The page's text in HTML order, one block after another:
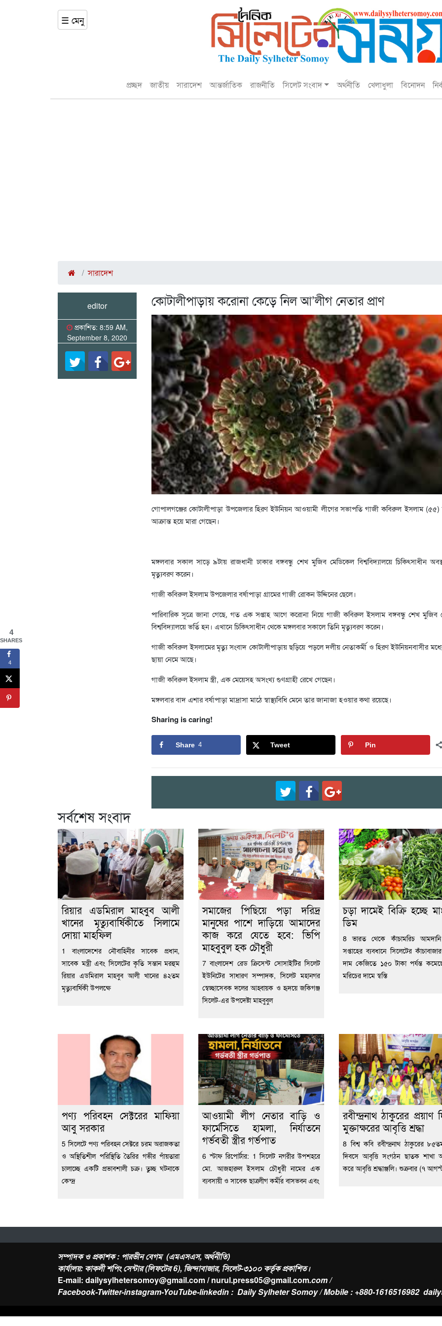
☰ মেনু
প্রচ্ছদ জাতীয় সারাদেশ আন্তর্জাতিক রাজনীতি সিলেট সংবাদ অর্থনীতি খেলাধুলা বিনোদন
সারাদেশ
editor
প্রকাশিত: 8:59 AM,
September 8, 2020
কোটালীপাড়ায় করোনা কেড়ে নিল আ’লীগ নেতার প্রাণ
গোপালগঞ্জের কোটালীপাড়া উপজেলার হিরণ ইউনিয়ন আওয়ামী লীগের সভাপতি গাজী কবিরুল ইসলাম
আক্রান্ত হয়ে মারা গেছেন।
মঙ্গলবার সকাল সাড়ে ৯টায় রাজধানী ঢাকার বঙ্গবন্ধু শেখ মুজিব মেডিকেল বিশ্ববিদ্যালয়ে চিকিৎসাধীন
মৃত্যুবরণ করেন।
গাজী কবিরুল ইসলাম উপজেলার বর্ষাপাড়া গ্রামের গাজী রোকন উদ্দিনের ছেলে।
পারিবারিক সূত্রে জানা গেছে, গত এক সপ্তাহ আগে করোনা নিয়ে গাজী কবিরুল ইসলাম বঙ্গবন্ধু শেখ মুজিব
বিশ্ববিদ্যালয়ে ভর্তি হন। এখানে চিকিৎসাধীন থেকে মঙ্গলবার সকালে তিনি মৃত্যুবরণ করেন।
গাজী কবিরুল ইসলামের মৃত্যু সংবাদ কোটালীপাড়ায় ছড়িয়ে পড়লে দলীয় নেতাকর্মী ও হিরণ ইউনিয়নবাসীর
ছায়া নেমে আছে।
গাজী কবিরুল ইসলাম স্ত্রী, এক মেয়েসহ অসংখ্য গুণগ্রাহী রেখে গেছেন।
মঙ্গলবার বাদ এশার বর্ষাপাড়া মাদ্রাসা মাঠে স্বাস্থ্যবিধি মেনে তার জানাজা হওয়ার কথা রয়েছে।
Sharing is caring!
Share 4 Tweet Pin
সর্বশেষ সংবাদ
রিয়ার এডমিরাল মাহবুব আলী
খানের মৃত্যুবার্ষিকীতে সিলামে
দোয়া মাহফিল
1 বাংলাদেশের নৌবাহিনীর সাবেক প্রধান,
সাবেক মন্ত্রী এবং সিলেটের কৃতি সন্তান মরহুম
রিয়ার এডমিরাল মাহবুব আলী খানের ৪২তম
মৃত্যুবার্ষিকী উপলক্ষে
সমাজের পিছিয়ে পড়া দরিদ্র
মানুষের পাশে দাড়িয়ে আমাদের
কাজ করে যেতে হবে: ভিপি
মাহবুবুল হক চৌধুরী
7 বাংলাদেশ রেড ক্রিসেন্ট সোসাইটির সিলেট
ইউনিটের সাধারণ সম্পাদক, সিলেট মহানগর
স্বেচ্ছাসেবক দলের আহ্বায়ক ও হৃদয়ে জকিগঞ্জ
সিলেট-এর উপদেষ্টা মাহবুবুল
চড়া দামেই বিক্রি হচ্ছে
ডিম
8 ভারত থেকে কাঁচামরিচ আমদানি
সপ্তাহের ব্যবধানে সিলেটের
দাম কেজিতে ১৫০ টাকা পর্যন্ত
মরিচের দামে স্বস্তি
পণ্য পরিবহন সেক্টরের মাফিয়া
আবু সরকার
5 সিলেটে পণ্য পরিবহন সেক্টরে চরম অরাজকতা
ও অস্থিতিশীল পরিস্থিতি তৈরির গভীর পাঁয়তারা
চালাচ্ছে একটি প্রভাবশালী চক্র। তুচ্ছ ঘটনাকে
কেন্দ্র
আওয়ামী লীগ নেতার বাড়ি ও
ফার্মেসিতে হামলা, নির্যাতনে
গর্ভবতী স্ত্রীর গর্ভপাত
6 স্টাফ রিপোর্টার: 1 সিলেট নগরীর উপশহরে
মো. আজহারুল ইসলাম চৌধুরী নামের এক
ব্যবসায়ী ও সাবেক ছাত্রলীগ কর্মীর বাসভবন এবং
রবীন্দ্রনাথ ঠাকুরের প্রয়াণ
মুক্তাক্ষরের আবৃত্তি শ্রদ্ধা
8 বিশ্ব কবি রবীন্দ্রনাথ ঠাকুরের
দিবসে আবৃত্তি সংগঠন ছাতক শাখা
করে আবৃত্তি শ্রদ্ধাঞ্জলি। শুক্রবার (৭
সম্পাদক ও প্রকাশক : পারভীন বেগম (এমএসএস, অর্থনীতি)
কার্যালয়: কাকলী শপিং সেন্টার (লিফটের 6), জিন্দাবাজার, সিলেট-৩১০০ কর্তৃক প্রকাশিত।
E-mail: dailysylhetersomoy@gmail.com / nurul.press05@gmail.com.com /
Facebook-Twitter-instagram-YouTube-linkedin : Daily Sylheter Somoy / Mobile : +880-1616516982
About Us Contact-Privacy Policy
4
SHARES
4